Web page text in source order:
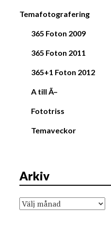
Temafotografering
365 Foton 2009
365 Foton 2011
365+1 Foton 2012
A till Ã–
Fototriss
Temaveckor
Arkiv
Arkiv